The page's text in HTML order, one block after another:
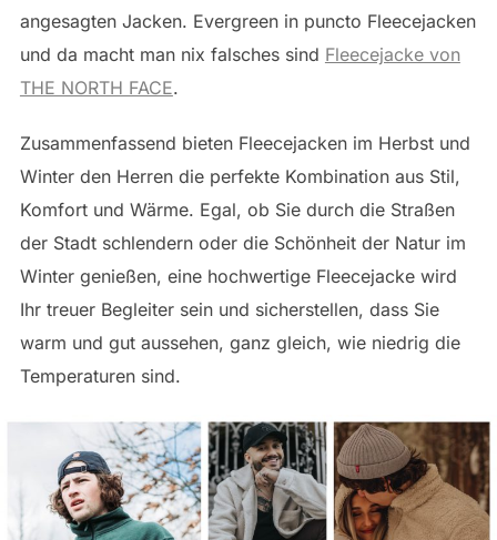
angesagten Jacken. Evergreen in puncto Fleecejacken
und da macht man nix falsches sind Fleecejacke von
THE NORTH FACE.
Zusammenfassend bieten Fleecejacken im Herbst und
Winter den Herren die perfekte Kombination aus Stil,
Komfort und Wärme. Egal, ob Sie durch die Straßen
der Stadt schlendern oder die Schönheit der Natur im
Winter genießen, eine hochwertige Fleecejacke wird
Ihr treuer Begleiter sein und sicherstellen, dass Sie
warm und gut aussehen, ganz gleich, wie niedrig die
Temperaturen sind.